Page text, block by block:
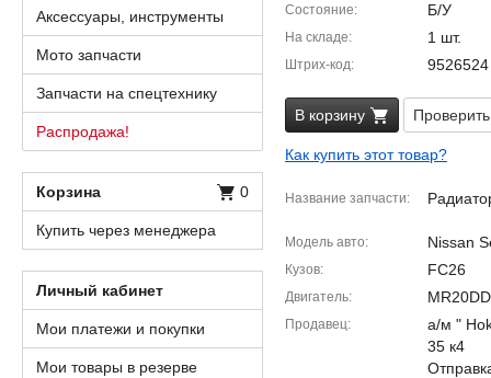
Состояние Б/У
На складе 1 шт.
Штрих-код 9526524
В корзину
Как купить этот товар?
Название запчасти
Модель авто Nissan
Кузов FC26
Двигатель MR20DD
Продавец
а/м "
35 к4
Аксессуары, инструменты
Мото запчасти
Запчасти на спецтехнику
Распродажа!
Корзина 0
Купить через менеджера
Личный кабинет
Мои платежи и покупки
Мои товары в резерве